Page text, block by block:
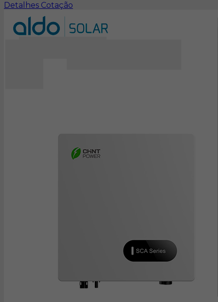
Detalhes Cotação